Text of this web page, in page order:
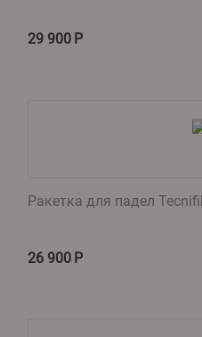
29 900 Р
Ракетка для падел
26 900 Р